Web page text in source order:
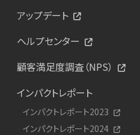
アップデート
ヘルプセンター
顧客満足度調査（NPS）
インパクトレポート
インパクトレポート2023
インパクトレポート2024